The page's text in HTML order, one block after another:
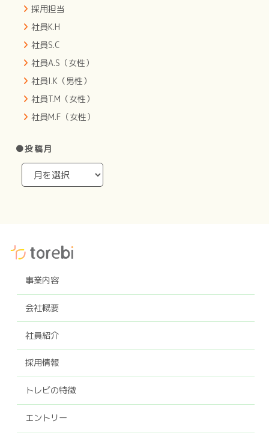
採用担当
社員K.H
社員S.C
社員A.S（女性）
社員I.K（男性）
社員T.M（女性）
社員M.F（女性）
●投稿月
事業内容
会社概要
社員紹介
採用情報
トレビの特徴
エントリー